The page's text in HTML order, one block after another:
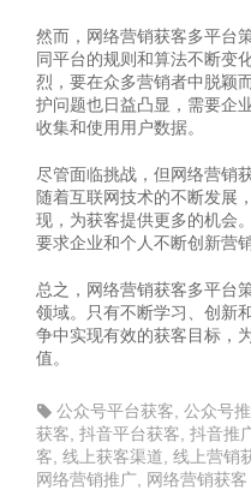
然而，网络营销获客多平台
同平台的规则和算法不断变
烈，要在众多营销者中脱颖
护问题也日益凸显，需要企
收集和使用用户数据。
尽管面临挑战，但网络营销
随着互联网技术的不断发展
现，为获客提供更多的机会
要求企业和个人不断创新营
总之，网络营销获客多平台
领域。只有不断学习、创新
争中实现有效的获客目标，
值。
公众号平台获客 公众号
获客 抖音平台获客 抖音推
客 线上获客渠道 线上营销
网络营销推广
网络营销获客